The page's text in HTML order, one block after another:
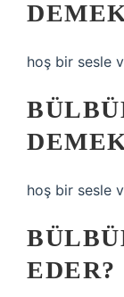
hoş bir sesle
hoş bir sesle
EDER?